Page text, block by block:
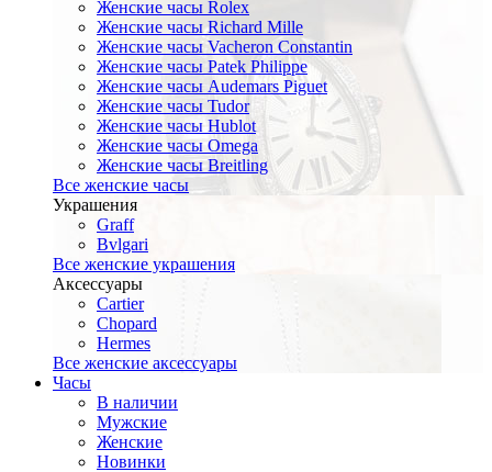
Женские часы Rolex
Женские часы Richard Mille
Женские часы Vacheron Constantin
Женские часы Patek Philippe
Женские часы Audemars Piguet
Женские часы Tudor
Женские часы Hublot
Женские часы Omega
Женские часы Breitling
Все женские часы
Украшения
Graff
Bvlgari
Все женские украшения
Аксессуары
Cartier
Chopard
Hermes
Все женские аксессуары
Часы
В наличии
Мужские
Женские
Новинки